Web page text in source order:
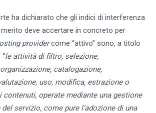
ha dichiarato che gli indici di interferenza
deve accertare in concreto per
providercome “attivo” sono, a titolo
le attività di filtro, selezione,
catalogazione,
uso, modifica, estrazione o
contenuti, operate mediante una gestione
servizio, come pure l’adozione di una